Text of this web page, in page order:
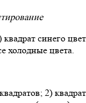
синего
холодные цвета.
2)